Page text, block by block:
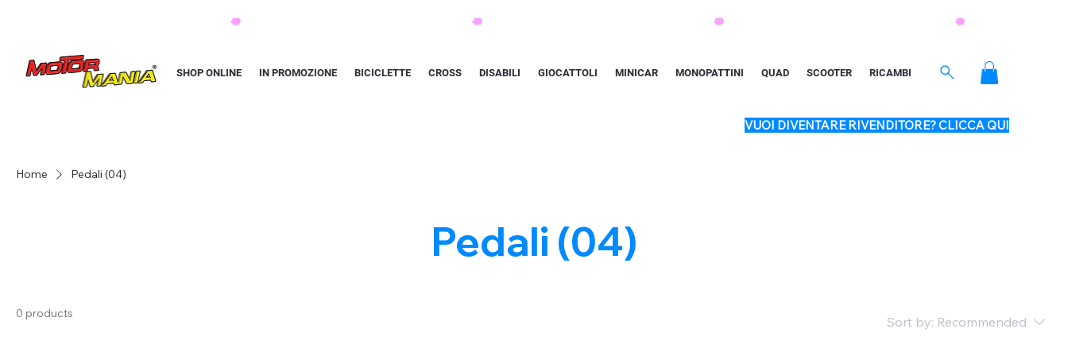
SHOP ONLINE IN PROMOZIONE BICICLETTE CROSS DISABILI GIOCATTOLI MINICAR MONOPATTINI QUAD SCOOTER RICAMBI
VUOI DIVENTARE RIVENDITORE? CLICCA QUI
Home Pedali (04)
Pedali (04)
0 products
Sort by: Recommended